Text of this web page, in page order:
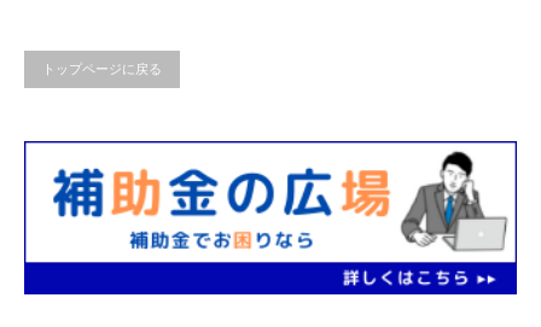
トップページに戻る